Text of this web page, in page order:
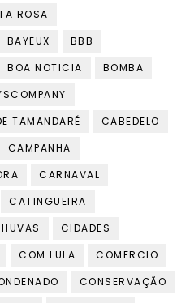
ROSA
BAYEUX
BBB
BOA NOTICIA
BOMBA
TAMANDARÉ
CABEDELO
CAMPANHA
CARNAVAL
CATINGUEIRA
CIDADES
COM LULA
COMERCIO
CONSERVAÇÃO